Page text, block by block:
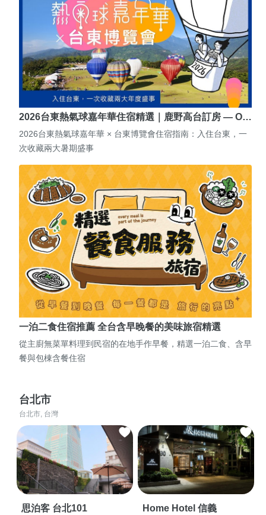
2026台東熱氣球嘉年華住宿精選｜鹿野高台訂房 — O…
2026台東熱氣球嘉年華 × 台東博覽會住宿指南：入住台東，一
次收藏兩大暑期盛事
一泊二食住宿推薦 全台含早晚餐的美味旅宿精選
從主廚無菜單料理到民宿的在地手作早餐，精選一泊二食、含早
餐與包棟含餐住宿
台北市
台北市, 台灣
思泊客 台北101 Home Hotel 信義